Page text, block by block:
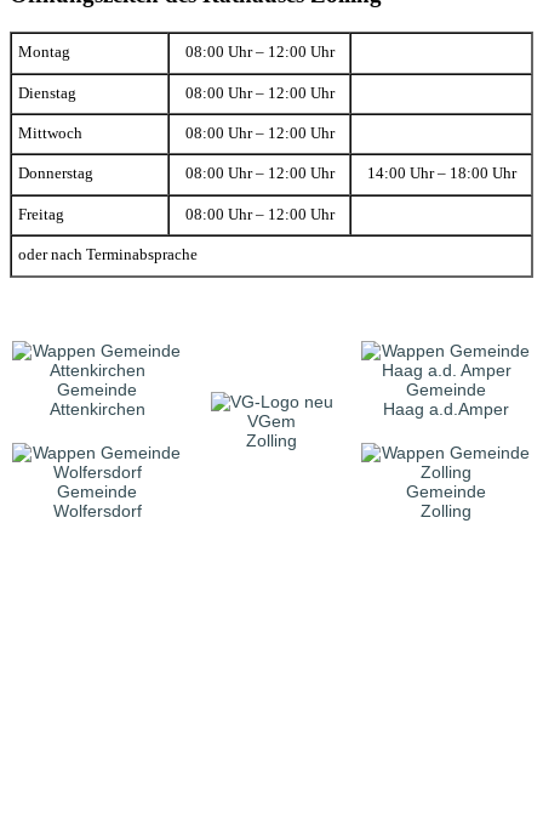
Montag 08:00 Uhr – 12:00 Uhr
Dienstag 08:00 Uhr – 12:00 Uhr
Mittwoch 08:00 Uhr – 12:00 Uhr
Donnerstag 08:00 Uhr – 12:00 Uhr 14:00 Uhr – 18:00 Uhr
Freitag 08:00 Uhr – 12:00 Uhr
oder nach Terminabsprache
Gemeinde
Attenkirchen
VGem
Zolling
Gemeinde
Haag a.d.Amper
Gemeinde
Wolfersdorf
Gemeinde
Zolling